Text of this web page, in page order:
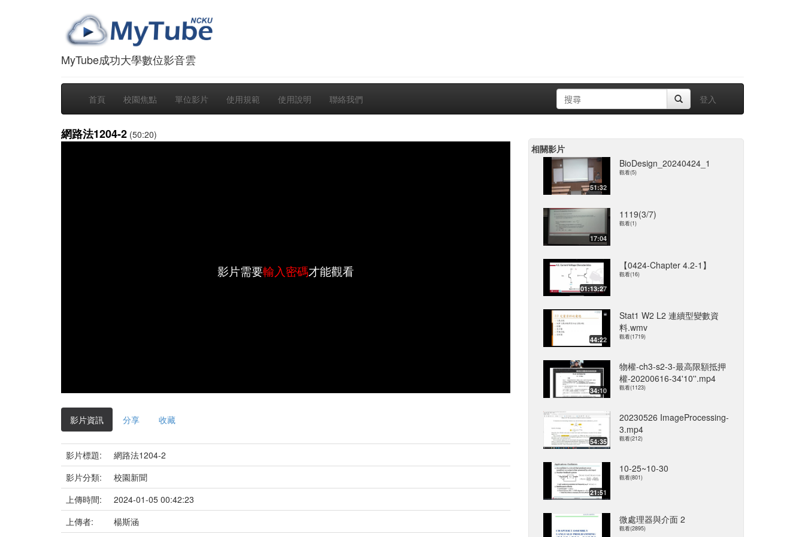
MyTube成功大學數位影音雲
首頁 校園焦點 單位影片 使用規範 使用說明 聯絡我們 登入
網路法1204-2 (50:20)
影片需要輸入密碼才能觀看
影片資訊 分享 收藏
影片標題:
網路法1204-2
影片分類:
校園新聞
上傳時間:
2024-01-05 00:42:23
上傳者:
楊斯涵
相關影片
51:32
BioDesign_20240424_1
觀看(5)
17:04
1119(3/7)
觀看(1)
01:13:27
【0424-Chapter 4.2-1】
觀看(16)
44:22
Stat1 W2 L2 連續型變數資
料.wmv
觀看(1719)
34:10
物權-ch3-s2-3-最高限額抵押
權-20200616-34'10''.mp4
觀看(1123)
54:35
20230526 ImageProcessing-
3.mp4
觀看(212)
21:51
10-25~10-30
觀看(801)
微處理器與介面 2
觀看(2895)